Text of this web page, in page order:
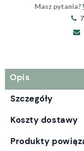
Masz pytania?
Opis
Szczegóły
Koszty dostawy
Produkty